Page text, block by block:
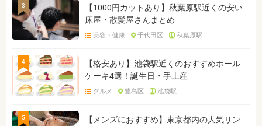
3
【1000円カットあり】秋葉原駅近くの安い
床屋・散髪屋さんまとめ
美容・健康 千代田区 秋葉原駅
4
【格安あり】池袋駅近くのおすすめホール
ケーキ4選！誕生日・手土産
グルメ 豊島区 池袋駅
5
【メンズにおすすめ】東京都内の人気リン